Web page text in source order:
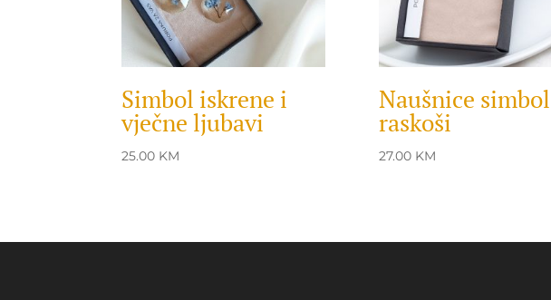
Simbol iskrene i
vječne ljubavi
25.00 KM
Naušnice simbol
raskoši
27.00 KM